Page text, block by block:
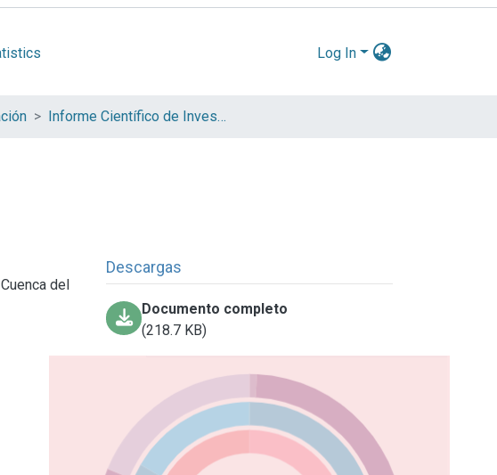
Log In
Informe Científico de Investigador
del
Descargas
Documento completo
(218.7 KB)